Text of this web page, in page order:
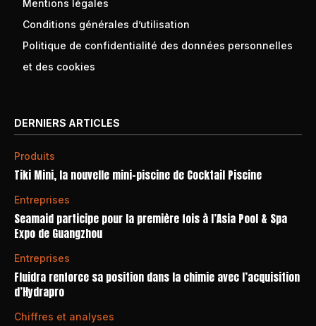
Mentions légales
Conditions générales d’utilisation
Politique de confidentialité des données personnelles
et des cookies
DERNIERS ARTICLES
Produits
Tiki Mini, la nouvelle mini-piscine de Cocktail Piscine
Entreprises
Seamaid participe pour la première fois à l’Asia Pool & Spa
Expo de Guangzhou
Entreprises
Fluidra renforce sa position dans la chimie avec l’acquisition
d’Hydrapro
Chiffres et analyses